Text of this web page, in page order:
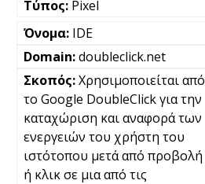
Pixel
IDE
doubleclick.net
Χρησιμοποιείται από
το Google DoubleClick για την
καταχώριση και αναφορά των
ενεργειών του χρήστη του
ιστότοπου μετά από προβολή
ή κλικ σε μια από τις